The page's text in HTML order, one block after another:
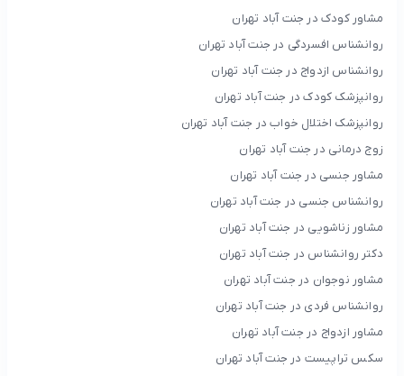
مشاور کودک در جنت آباد تهران
روانشناس افسردگی در جنت آباد تهران
روانشناس ازدواج در جنت آباد تهران
روانپزشک کودک در جنت آباد تهران
روانپزشک اختلال خواب در جنت آباد تهران
زوج درمانی در جنت آباد تهران
مشاور جنسی در جنت آباد تهران
روانشناس جنسی در جنت آباد تهران
مشاور زناشویی در جنت آباد تهران
دکتر روانشناس در جنت آباد تهران
مشاور نوجوان در جنت آباد تهران
روانشناس فردی در جنت آباد تهران
مشاور ازدواج در جنت آباد تهران
سکس تراپیست در جنت آباد تهران